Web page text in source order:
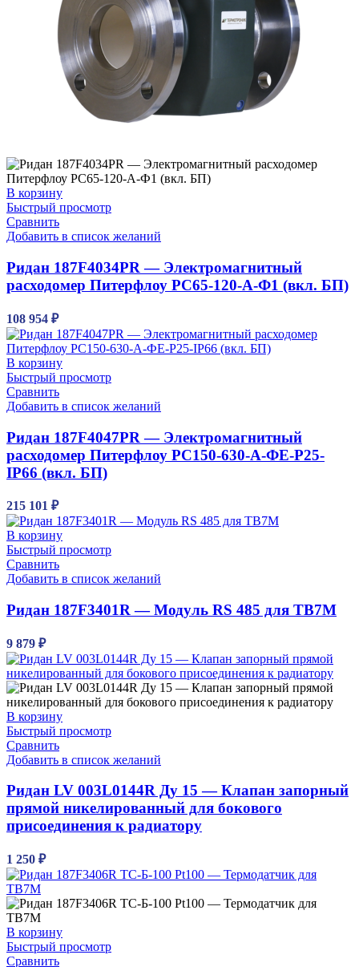
В корзину
Быстрый просмотр
Сравнить
Добавить в список желаний
Ридан 187F4034PR — Электромагнитный
расходомер Питерфлоу РС65-120-А-Ф1 (вкл. БП)
108 954 ₽
В корзину
Быстрый просмотр
Сравнить
Добавить в список желаний
Ридан 187F4047PR — Электромагнитный
расходомер Питерфлоу РС150-630-А-ФЕ-Р25-
IP66 (вкл. БП)
215 101 ₽
В корзину
Быстрый просмотр
Сравнить
Добавить в список желаний
Ридан 187F3401R — Модуль RS 485 для ТВ7М
9 879 ₽
В корзину
Быстрый просмотр
Сравнить
Добавить в список желаний
Ридан LV 003L0144R Ду 15 — Клапан запорный
прямой никелированный для бокового
присоединения к радиатору
1 250 ₽
В корзину
Быстрый просмотр
Сравнить